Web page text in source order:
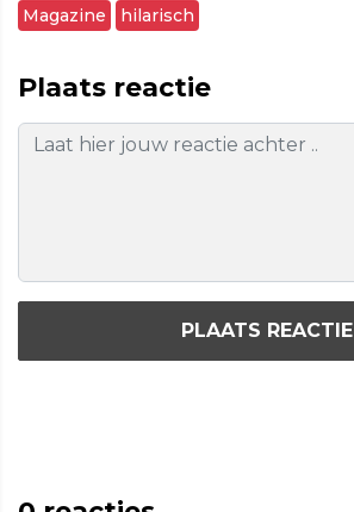
Magazine hilarisch
Plaats reactie
PLAATS REACTIE